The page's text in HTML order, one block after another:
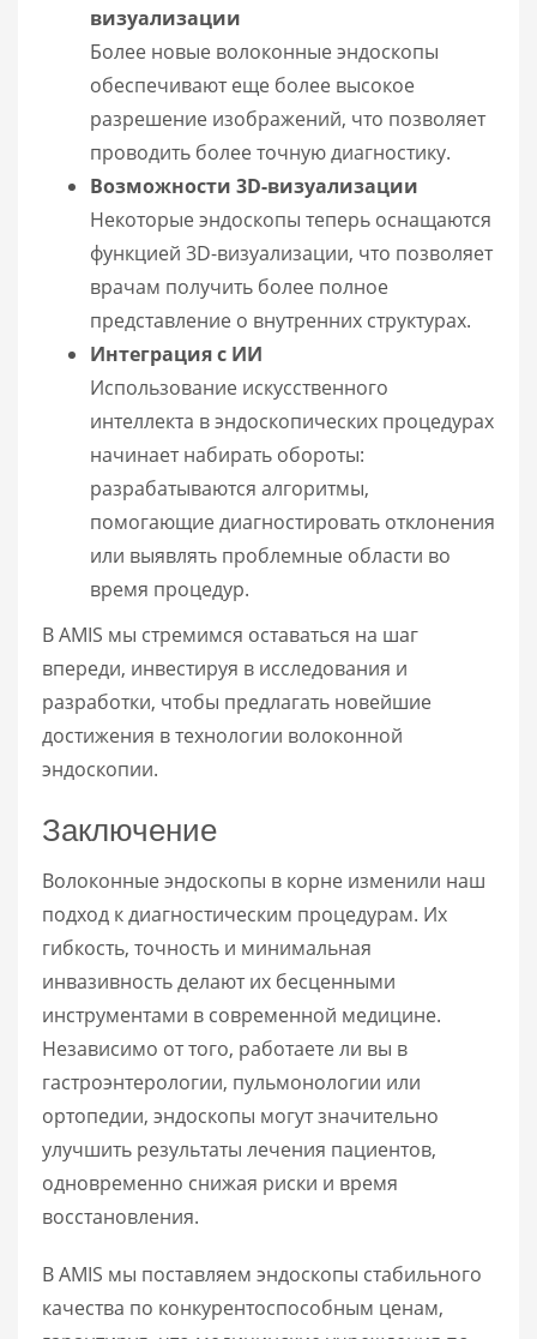
визуализации
Более новые волоконные эндоскопы
обеспечивают еще более высокое
разрешение изображений, что позволяет
проводить более точную диагностику.
Возможности 3D-визуализации
Некоторые эндоскопы теперь оснащаются
функцией 3D-визуализации, что позволяет
врачам получить более полное
представление о внутренних структурах.
Интеграция с ИИ
Использование искусственного
интеллекта в эндоскопических процедурах
начинает набирать обороты:
разрабатываются алгоритмы,
помогающие диагностировать отклонения
или выявлять проблемные области во
время процедур.
В AMIS мы стремимся оставаться на шаг
впереди, инвестируя в исследования и
разработки, чтобы предлагать новейшие
достижения в технологии волоконной
эндоскопии.
Заключение
Волоконные эндоскопы в корне изменили наш
подход к диагностическим процедурам. Их
гибкость, точность и минимальная
инвазивность делают их бесценными
инструментами в современной медицине.
Независимо от того, работаете ли вы в
гастроэнтерологии, пульмонологии или
ортопедии, эндоскопы могут значительно
улучшить результаты лечения пациентов,
одновременно снижая риски и время
восстановления.
В AMIS мы поставляем эндоскопы стабильного
качества по конкурентоспособным ценам,